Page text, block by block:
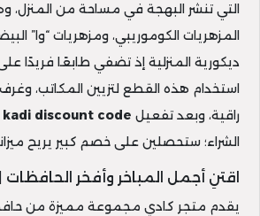
التي تنشر البهجة في مساحة من
المزهريات الكوموريبي، ومزهريات “وا”
ديكورية المنزلية إذ تضفي طابعًا فريدًا
استخدام هذه القطع لتزيين المكاتب،
راقية، وبعد تفعيل kadi discount code
الشراء؛ ستحصلين على خصم كبير يريح
اقتنِ أجمل المباخر وأفخر
يقدم متجر كادي مجموعة مميزة من